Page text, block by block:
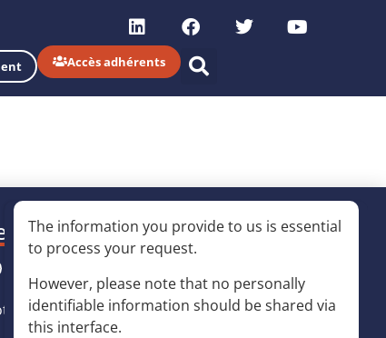
Accès adhérents
horaires
Du lundi au vendredi :8h30
13h30-17h
partenaire
The information you provide to us is essential
to process your request.
However, please note that no personally
identifiable information should be shared via
this interface.